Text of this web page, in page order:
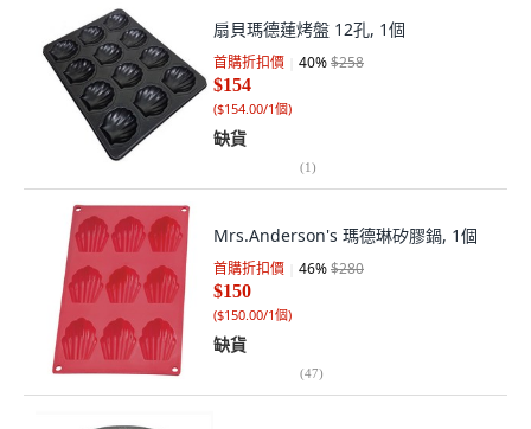
扇貝瑪德蓮烤盤 12孔, 1個
首購折扣價 40%$258
$154
($154.00/1個)
缺貨
(1)
Mrs.Anderson's 瑪德琳矽膠鍋, 1個
首購折扣價 46%$280
$150
($150.00/1個)
缺貨
(47)